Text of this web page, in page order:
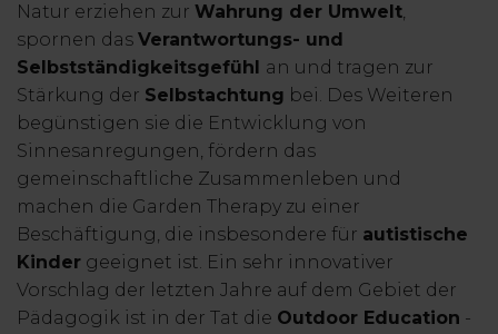
Natur erziehen zur Wahrung der Umwelt,
spornen das Verantwortungs- und
Selbstständigkeitsgefühl an und tragen zur
Stärkung der Selbstachtung bei. Des Weiteren
begünstigen sie die Entwicklung von
Sinnesanregungen, fördern das
gemeinschaftliche Zusammenleben und
machen die Garden Therapy zu einer
Beschäftigung, die insbesondere für autistische
Kinder geeignet ist. Ein sehr innovativer
Vorschlag der letzten Jahre auf dem Gebiet der
Pädagogik ist in der Tat die Outdoor Education -